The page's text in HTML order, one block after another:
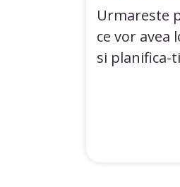
Urmareste
ce vor avea
si planifica-